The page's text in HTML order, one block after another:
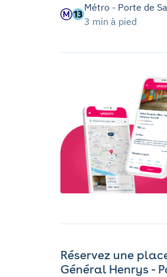
Métro - Porte de
3 min à pied
Réservez une
Général Henrys -